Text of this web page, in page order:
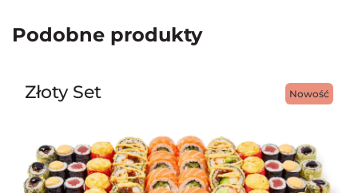
Podobne produkty
Nowość
Złoty Set